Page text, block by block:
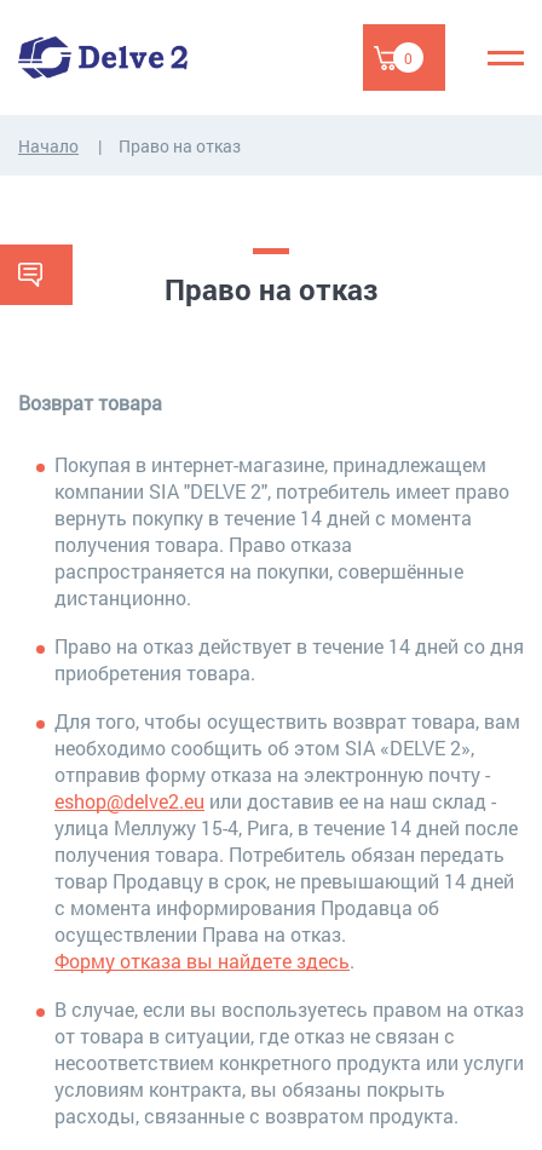
0
Начало Право на отказ
Право на отказ
Возврат товара
Покупая в интернет-магазине, принадлежащем
компании SIA "DELVE 2", потребитель имеет право
вернуть покупку в течение 14 дней с момента
получения товара. Право отказа
распространяется на покупки, совершённые
дистанционно.
Право на отказ действует в течение 14 дней со дня
приобретения товара.
Для того, чтобы осуществить возврат товара, вам
необходимо сообщить об этом SIA «DELVE 2»,
отправив форму отказа на электронную почту -
eshop@delve2.eu или доставив ее на наш склад -
улица Меллужу 15-4, Рига, в течение 14 дней после
получения товара. Потребитель обязан передать
товар Продавцу в срок, не превышающий 14 дней
с момента информирования Продавца об
осуществлении Права на отказ.
Форму отказа вы найдете здесь.
В случае, если вы воспользуетесь правом на отказ
от товара в ситуации, где отказ не связан с
несоответствием конкретного продукта или услуги
условиям контракта, вы обязаны покрыть
расходы, связанные с возвратом продукта.